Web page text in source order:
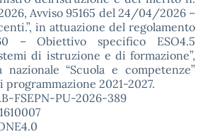
Avviso 95165 del 24/04/2026 –
in attuazione del regolamento
– Obiettivo specifico ESO4.5
di istruzione e di formazione”,
nazionale “Scuola e competenze”
2021-2027.
FSEPN-PU-2026-389